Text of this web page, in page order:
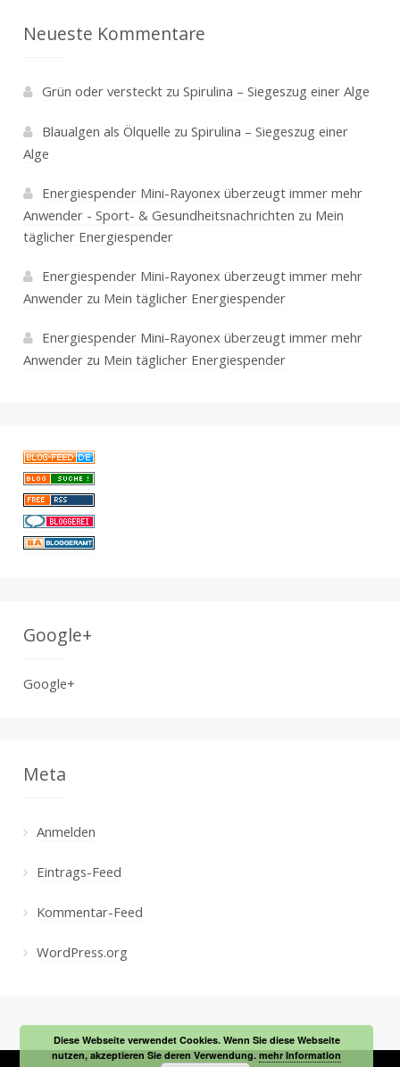
Neueste Kommentare
Grün oder verstecktzu Spirulina – Siegeszug einer Alge
Blaualgen als Ölquelle zu Spirulina – Siegeszug einer
Alge
Energiespender Mini-Rayonex überzeugt immer mehr
Anwender - Sport- & Gesundheitsnachrichten zu Mein
täglicher Energiespender
Energiespender Mini-Rayonex überzeugt immer mehr
Anwenderzu Mein täglicher Energiespender
Energiespender Mini-Rayonex überzeugt immer mehr
Anwenderzu Mein täglicher Energiespender
Google+
Google+
Meta
Anmelden
Eintrags-Feed
Kommentar-Feed
WordPress.org
Diese Webseite verwendet Cookies. Wenn Sie diese Webseite
nutzen, akzeptieren Sie deren Verwendung.mehr Information